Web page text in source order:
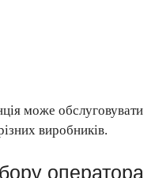
може обслуговувати
виробників.
оператора